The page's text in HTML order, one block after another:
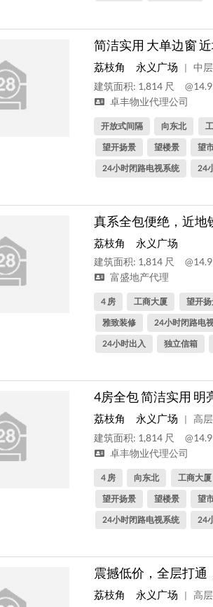
简洁实用 大单边窗
荔枝角 永义广场 |
中层
建筑面积: 1,814 尺
卓丰物业代理公司
开放式间隔 向东北
望开扬景
望楼景 望
24小时闭路电视系统
24
真系全包便绝，近地
荔枝角 永义广场
建筑面积: 1,814 尺
富盛地产代理
4 房 工商大厦 望开
雅致装修
24小时闭路电
24小时出入
独立信箱
4房全包 简洁实用 明
荔枝角 永义广场 |
高层
建筑面积: 1,814 尺
卓丰物业代理公司
4 房 向东北 工商大厦
望开扬景
望楼景 望
24小时闭路电视系统
24
震撼低价，全层打通
荔枝角 永义广场 |
高层